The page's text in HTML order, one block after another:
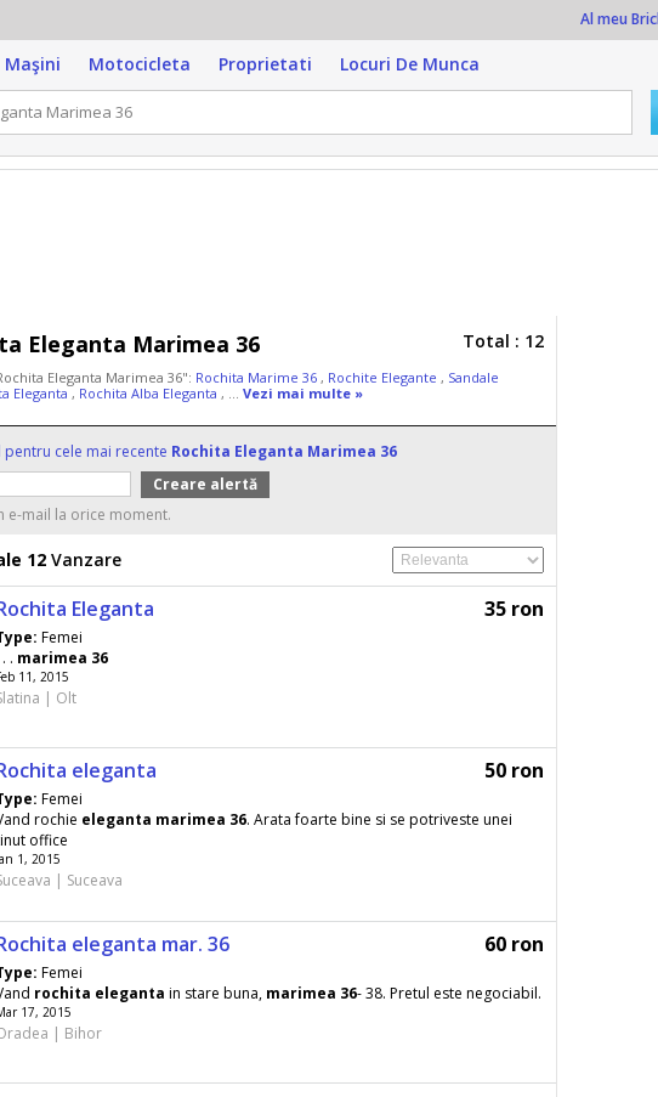
Al meu
Maşini Motocicleta Proprietati Locuri De Munca
Eleganta Marimea 36 Total : 12
Eleganta Marimea 36": Rochita Marime 36 , Rochite Elegante , Sandale
Eleganta , Rochita Alba Eleganta , ... Vezi mai multe »
cele mai recente Rochita Eleganta Marimea 36
e-mail la orice moment.
12 Vanzare
Eleganta 35 ron
Femei
. marimea 36
11, 2015
| Olt
eleganta 50 ron
Femei
rochie eleganta marimea 36. Arata foarte bine si se potriveste unei
office
1, 2015
| Suceava
eleganta mar. 36 60 ron
Femei
rochita eleganta in stare buna, marimea 36- 38. Pretul este negociabil.
17, 2015
| Bihor